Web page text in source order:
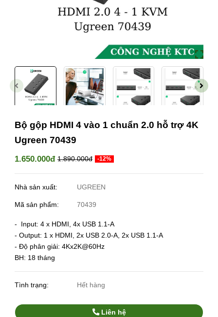
Bộ gộp HDMI 4 vào 1 chuẩn 2.0 hỗ trợ 4K
Ugreen 70439
1.650.000đ 1.890.000đ -12%
Nhà sản xuất: UGREEN
Mã sản phẩm: 70439
- Input: 4 x HDMI, 4x USB 1.1-A
- Output: 1 x HDMI, 2x USB 2.0-A, 2x USB 1.1-A
- Độ phân giải: 4Kx2K@60Hz
BH: 18 tháng
Tình trạng: Hết hàng
Liên hệ